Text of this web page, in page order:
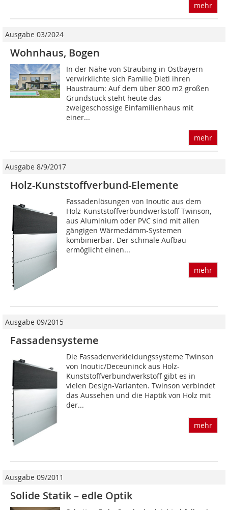
mehr
Ausgabe 03/2024
Wohnhaus, Bogen
In der Nähe von Straubing in Ostbayern
verwirklichte sich Familie Dietl ihren
Haustraum: Auf dem über 800 m2 großen
Grundstück steht heute das
zweigeschossige Einfamilienhaus mit
einer...
mehr
Ausgabe 8/9/2017
Holz-Kunststoffverbund-Elemente
Fassadenlösungen von Inoutic aus dem
Holz-Kunststoffverbundwerkstoff Twinson,
aus Aluminium oder PVC sind mit allen
gängigen Wärmedämm-Systemen
kombinierbar. Der schmale Aufbau
ermöglicht einen...
mehr
Ausgabe 09/2015
Fassadensysteme
Die Fassadenverkleidungssysteme Twinson
von Inoutic/Deceuninck aus Holz-
Kunststoffverbundwerkstoff gibt es in
vielen Design-Varianten. Twinson verbindet
das Aussehen und die Haptik von Holz mit
der...
mehr
Ausgabe 09/2011
Solide Statik – edle Optik